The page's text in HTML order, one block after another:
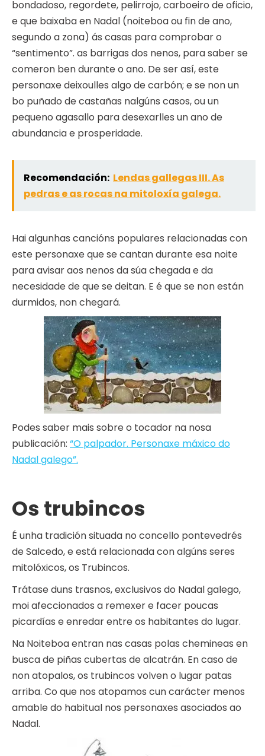
bondadoso, regordete, pelirrojo, carboeiro de oficio,
e que baixaba en Nadal (noiteboa ou fin de ano,
segundo a zona) ás casas para comprobar o
“sentimento”. as barrigas dos nenos, para saber se
comeron ben durante o ano. De ser así, este
personaxe deixoulles algo de carbón; e se non un
bo puñado de castañas nalgúns casos, ou un
pequeno agasallo para desexarlles un ano de
abundancia e prosperidade.
Recomendación: Lendas gallegas III. As
pedras e as rocas na mitoloxía galega.
Hai algunhas cancións populares relacionadas con
este personaxe que se cantan durante esa noite
para avisar aos nenos da súa chegada e da
necesidade de que se deitan. E é que se non están
durmidos, non chegará.
Podes saber mais sobre o tocador na nosa
publicación: “O palpador. Personaxe máxico do
Nadal galego”.
Os trubincos
É unha tradición situada no concello pontevedrés
de Salcedo, e está relacionada con algúns seres
mitolóxicos, os Trubincos.
Trátase duns trasnos, exclusivos do Nadal galego,
moi afeccionados a remexer e facer poucas
picardías e enredar entre os habitantes do lugar.
Na Noiteboa entran nas casas polas chemineas en
busca de piñas cubertas de alcatrán. En caso de
non atopalos, os trubincos volven o lugar patas
arriba. Co que nos atopamos cun carácter menos
amable do habitual nos personaxes asociados ao
Nadal.